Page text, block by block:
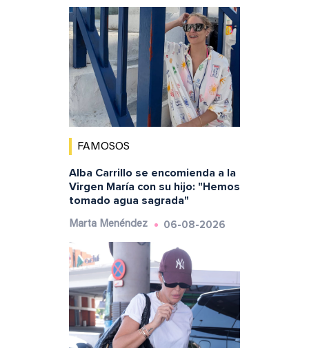
FAMOSOS
Alba Carrillo se encomienda a la
Virgen María con su hijo: "Hemos
tomado agua sagrada"
Marta Menéndez 06-08-2026